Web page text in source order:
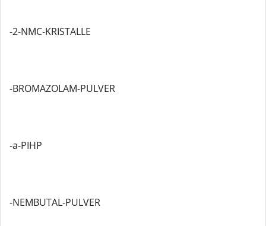
-2-NMC-KRISTALLE
-BROMAZOLAM-PULVER
-a-PIHP
-NEMBUTAL-PULVER